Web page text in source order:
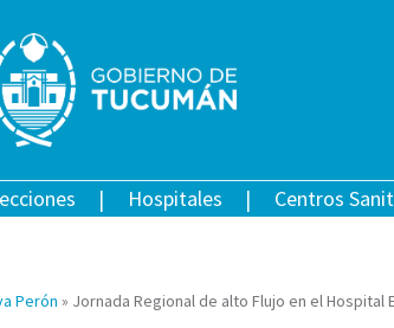
Hospitales Centros
Perón » Jornada Regional de alto Flujo en el Hospital